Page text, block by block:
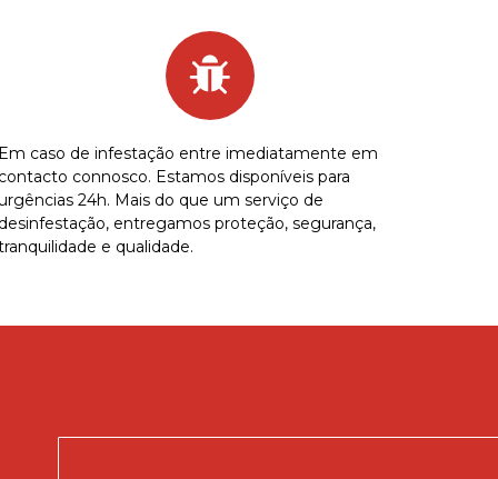
caso de infestação entre imediatamente em
connosco. Estamos disponíveis para
24h. Mais do que um serviço de
entregamos proteção, segurança,
e qualidade.